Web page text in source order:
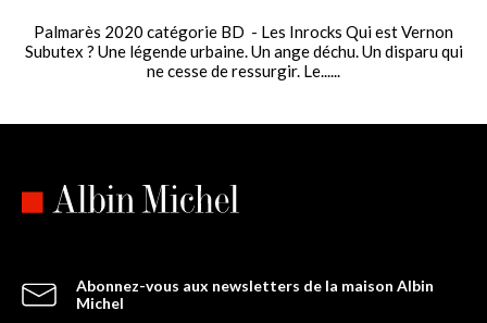
Palmarès 2020 catégorie BD - Les Inrocks Qui est Vernon
Subutex ? Une légende urbaine. Un ange déchu. Un disparu qui
ne cesse de ressurgir. Le......
Abonnez-vous aux newsletters de la maison Albin
Michel